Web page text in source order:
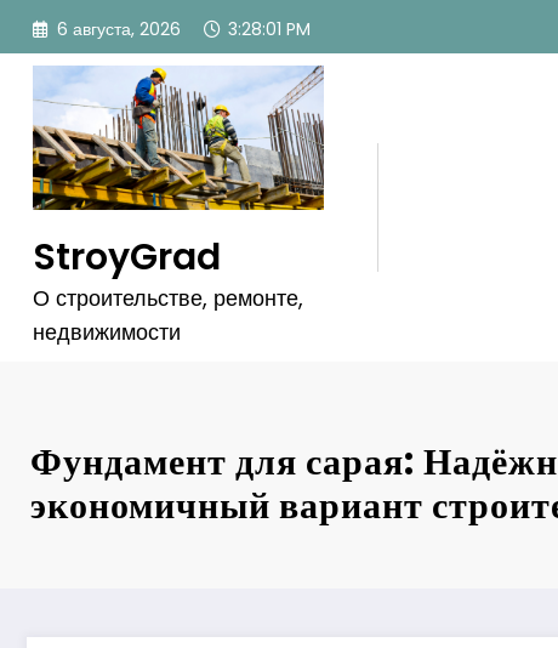
Перейти
содержимому
6 августа, 2026 3:28:02 PM
StroyGrad
О строительстве, ремонте,
недвижимости
Фундамент для сарая:
экономичный вариант